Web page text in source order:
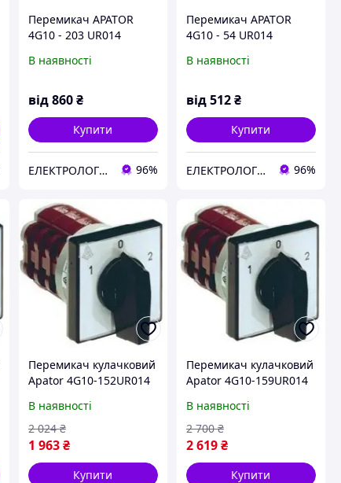
Перемикач APATOR
4G10 - 203 UR014
В наявності
від 860 ₴
Купити
ЕЛЕКТРОЛОГІСТИК 96%
Перемикач APATOR
4G10 - 54 UR014
В наявності
від512₴
Купити
ЕЛЕКТРОЛОГІСТИК 96%
Перемикач кулачковий
Apator 4G10-152UR014
В наявності
1 963 ₴
2 024 ₴
Купити
Перемикач кулачковий
Apator 4G10-159UR014
В наявності
2 619₴
2 700 ₴
Купити